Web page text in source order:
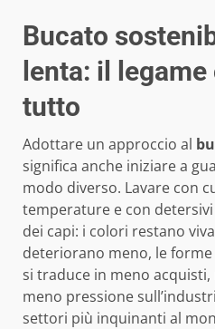
Bucato
lenta: il
tutto
Adottare un approccio al
significa anche iniziare a
modo diverso. Lavare con
temperature e con
dei capi: i colori restano
deteriorano meno, le
si traduce in meno
meno pressione
settori più inquinanti al